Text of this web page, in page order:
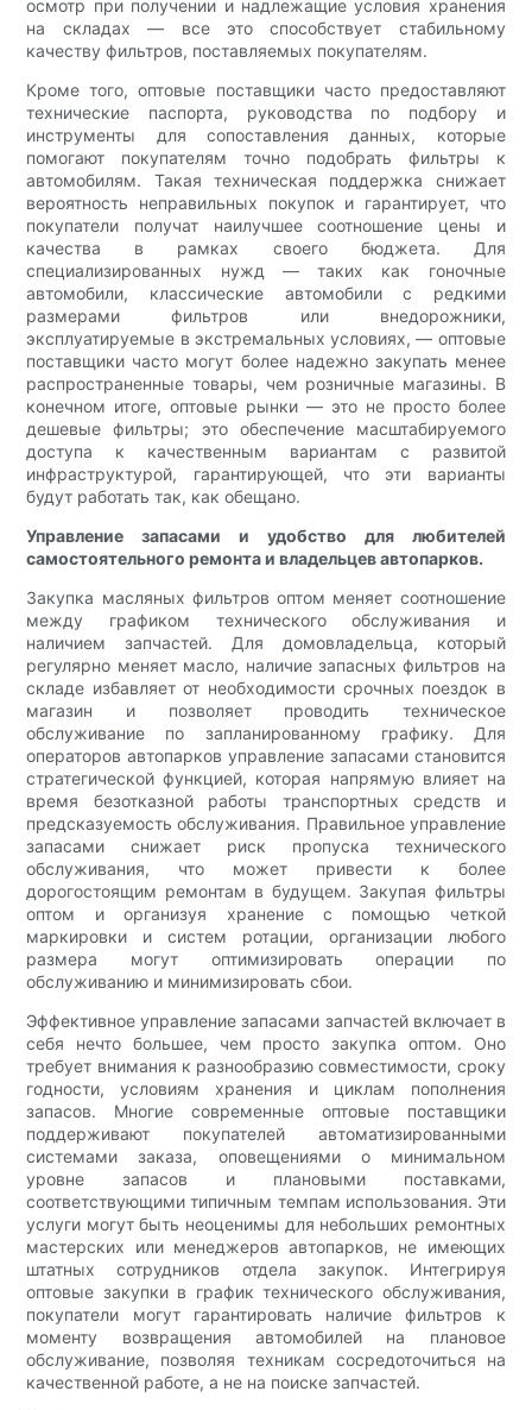
осмотр при получении и надлежащие условия хранения
на складах — все это способствует стабильному
качеству фильтров, поставляемых покупателям.
Кроме того, оптовые поставщики часто предоставляют
технические паспорта, руководства по подбору и
инструменты для сопоставления данных, которые
помогают покупателям точно подобрать фильтры к
автомобилям. Такая техническая поддержка снижает
вероятность неправильных покупок и гарантирует, что
покупатели получат наилучшее соотношение цены и
качества в рамках своего бюджета. Для
специализированных нужд — таких как гоночные
автомобили, классические автомобили с редкими
размерами фильтров или внедорожники,
эксплуатируемые в экстремальных условиях, — оптовые
поставщики часто могут более надежно закупать менее
распространенные товары, чем розничные магазины. В
конечном итоге, оптовые рынки — это не просто более
дешевые фильтры; это обеспечение масштабируемого
доступа к качественным вариантам с развитой
инфраструктурой, гарантирующей, что эти варианты
будут работать так, как обещано.
Управление запасами и удобство для любителей
самостоятельного ремонта и владельцев автопарков.
Закупка масляных фильтров оптом меняет соотношение
между графиком технического обслуживания и
наличием запчастей. Для домовладельца, который
регулярно меняет масло, наличие запасных фильтров на
складе избавляет от необходимости срочных поездок в
магазин и позволяет проводить техническое
обслуживание по запланированному графику. Для
операторов автопарков управление запасами становится
стратегической функцией, которая напрямую влияет на
время безотказной работы транспортных средств и
предсказуемость обслуживания. Правильное управление
запасами снижает риск пропуска технического
обслуживания, что может привести к более
дорогостоящим ремонтам в будущем. Закупая фильтры
оптом и организуя хранение с помощью четкой
маркировки и систем ротации, организации любого
размера могут оптимизировать операции по
обслуживанию и минимизировать сбои.
Эффективное управление запасами запчастей включает в
себя нечто большее, чем просто закупка оптом. Оно
требует внимания к разнообразию совместимости, сроку
годности, условиям хранения и циклам пополнения
запасов. Многие современные оптовые поставщики
поддерживают покупателей автоматизированными
системами заказа, оповещениями о минимальном
уровне запасов и плановыми поставками,
соответствующими типичным темпам использования. Эти
услуги могут быть неоценимы для небольших ремонтных
мастерских или менеджеров автопарков, не имеющих
штатных сотрудников отдела закупок. Интегрируя
оптовые закупки в график технического обслуживания,
покупатели могут гарантировать наличие фильтров к
моменту возвращения автомобилей на плановое
обслуживание, позволяя техникам сосредоточиться на
качественной работе, а не на поиске запчастей.